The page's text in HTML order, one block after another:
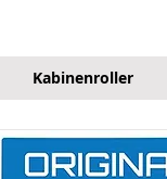
Kabinenroller